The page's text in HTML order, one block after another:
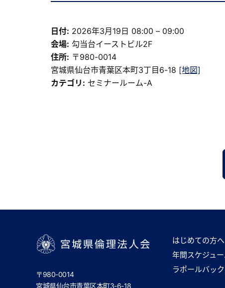
日付: 2026年3月19日 08:00 – 09:00
会場: 勾当台イーストビル2F
住所: 〒980-0014
宮城県仙台市青葉区本町3丁目6-18 [地図]
カテゴリ: セミナールーム-A
〒980-0014
宮城県仙台市青葉区本町3-6-18
はじめての方へ
年間スケジュ
ラポールバッ